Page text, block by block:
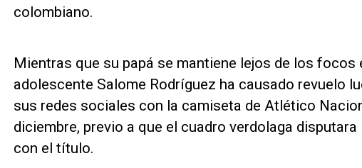
colombiano.
Mientras que su papá se mantiene lejos de los focos
adolescente Salome Rodríguez ha causado revuelo
sus redes sociales con la camiseta de Atlético
diciembre, previo a que el cuadro verdolaga
con el título.